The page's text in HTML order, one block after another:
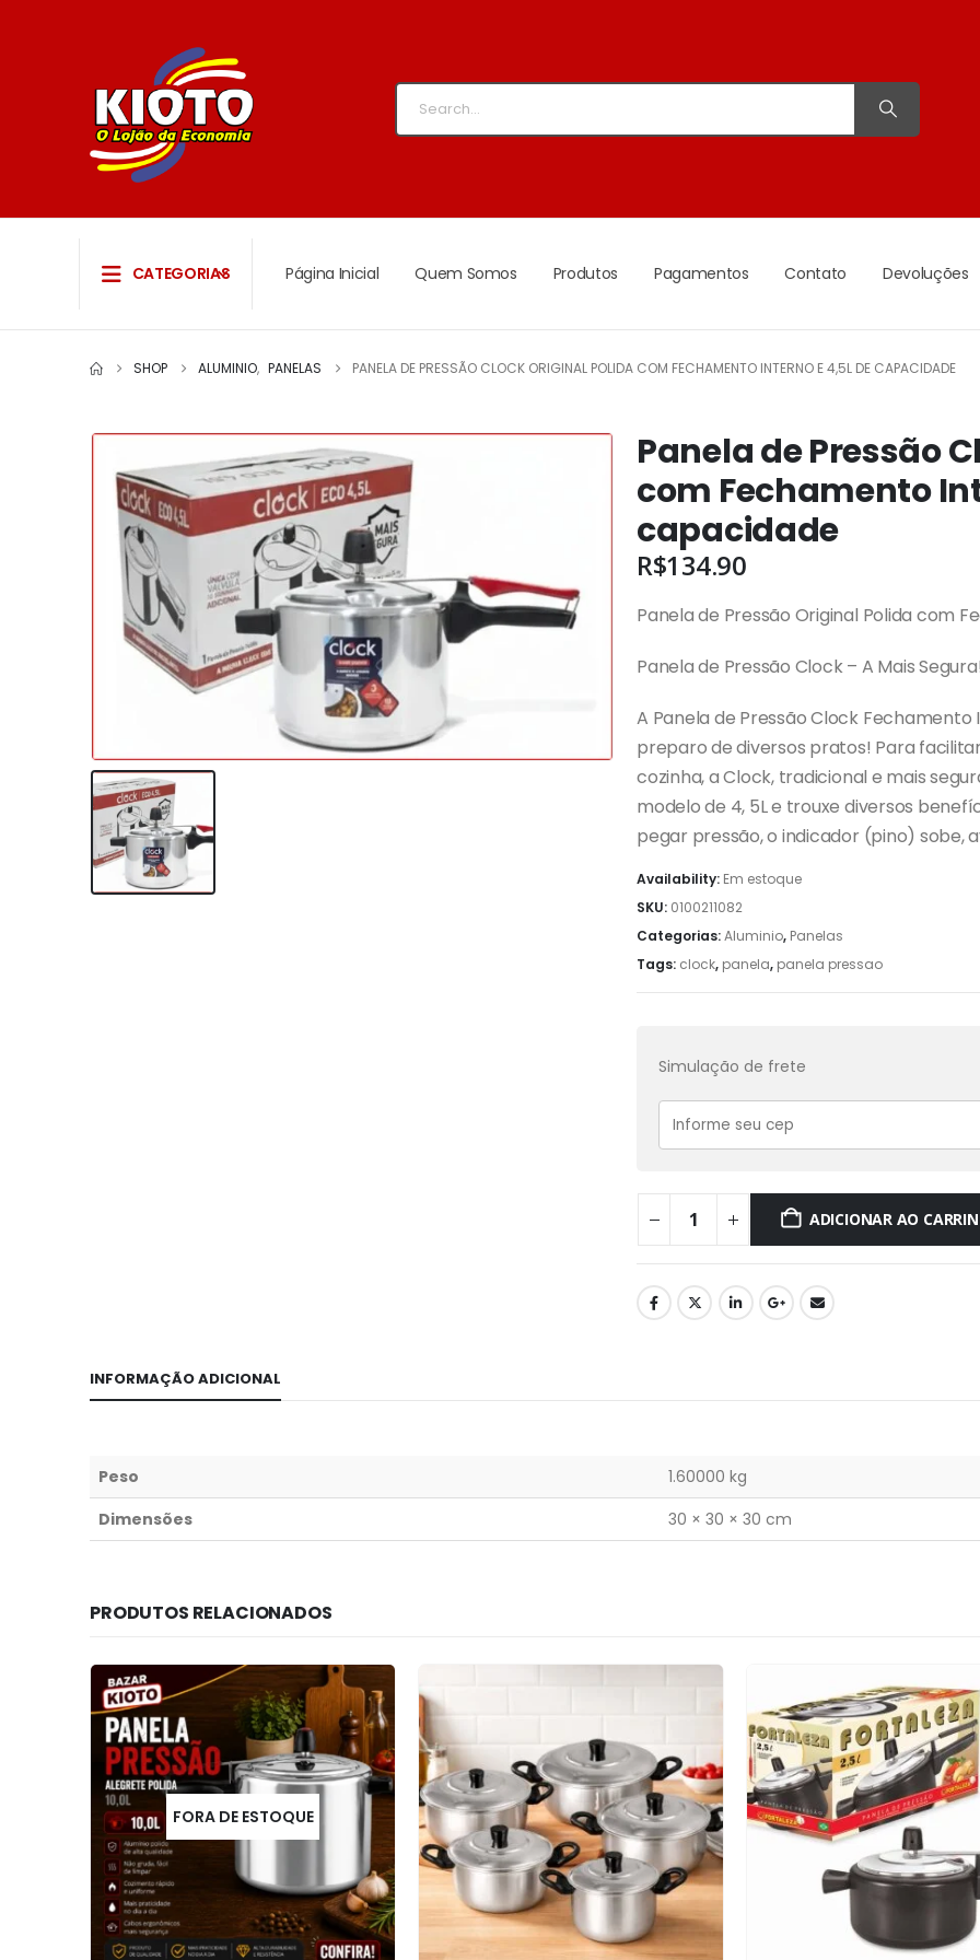
CATEGORIAS Página Inicial Quem Somos Produtos Pagamentos Contato Devoluções
SHOP ALUMINIO, PANELAS PANELA DE PRESSÃO CLOCK ORIGINAL POLIDA COM FECHAMENTO INTERNO E 4,5L DE CAPACIDADE
Panela de Pressão
com Fechamento
capacidade
R$134.90
Panela de Pressão Original Polida com
Panela de Pressão Clock – A Mais
A Panela de Pressão Clock
preparo de diversos pratos! Para
cozinha, a Clock, tradicional e mais
modelo de 4, 5L e trouxe diversos
pegar pressão, o indicador (pino) sobe,
Availability: Em estoque
SKU: 0100211082
Categorias:Aluminio, Panelas
Tags: clock, panela, panela pressao
Simulação de frete
ADICIONAR AO
INFORMAÇÃO ADICIONAL
Peso
1.60000 kg
Dimensões
30 × 30 × 30 cm
PRODUTOS RELACIONADOS